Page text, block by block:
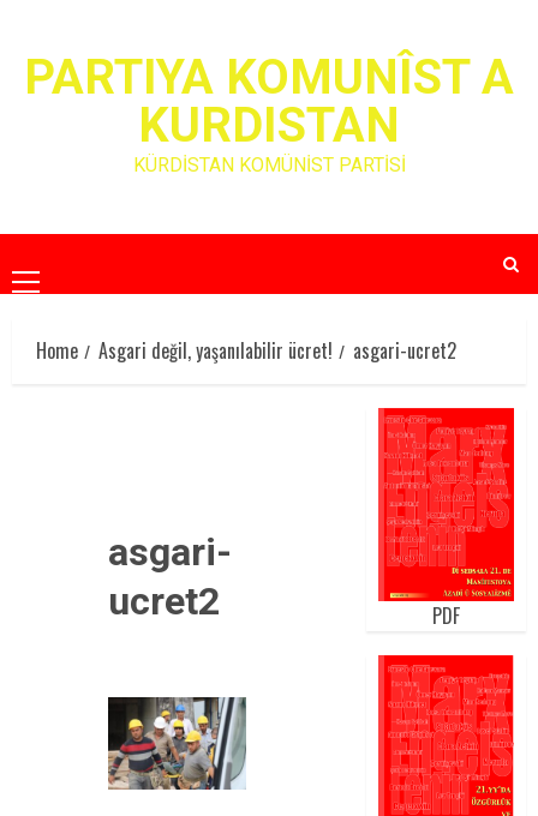
contentPARTIYA KOMUNÎST A
KURDISTAN
KÜRDİSTAN KOMÜNİST PARTİSİ
Primary
Menu
Home
Asgari değil, yaşanılabilir ücret! asgari-ucret2
asgari-
ucret2
PDF